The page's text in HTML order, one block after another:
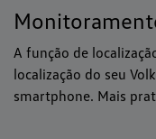
A função de
localização do seu
smartphone. Mais